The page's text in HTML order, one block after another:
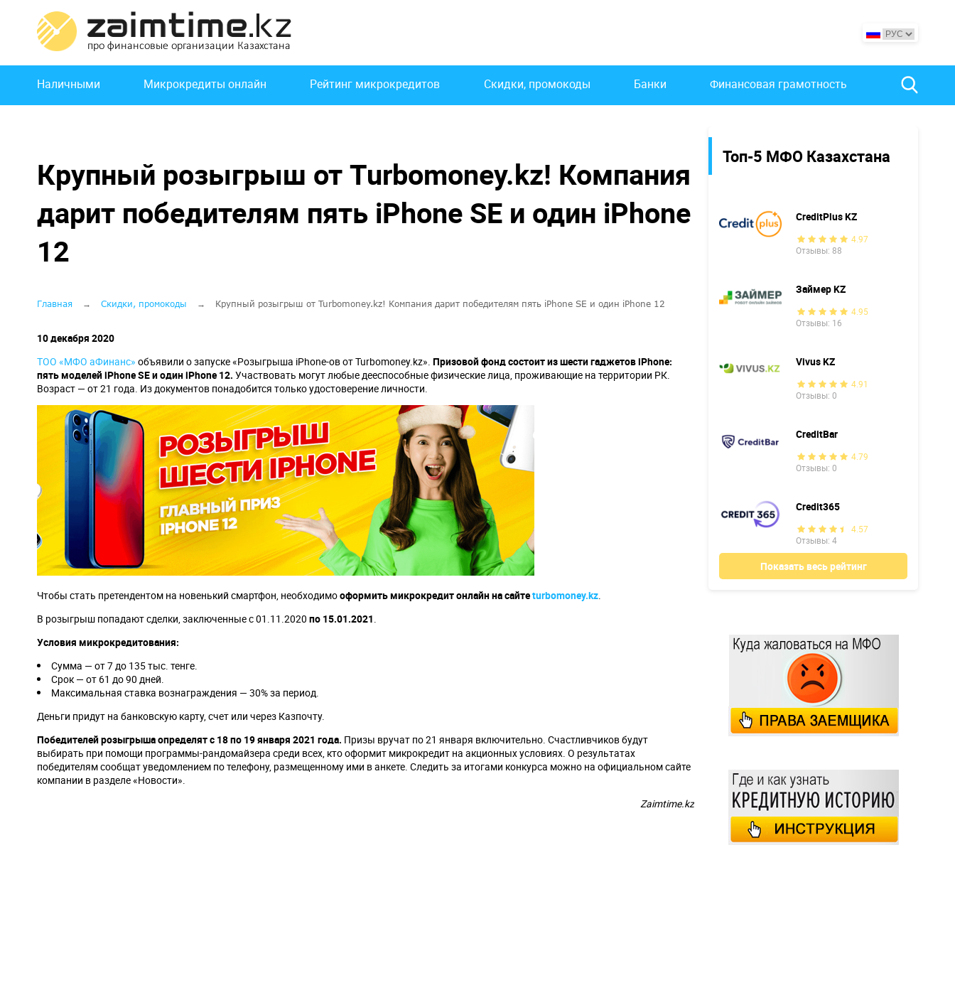
основному
содержанию
Основная
навигация
Наличными Микрокредиты онлайн Рейтинг микрокредитов Скидки, промокоды Банки Финансовая грамотность
Топ-5 МФО Казахстана
CreditPlus KZ
4.97
Отзывы: 88
Займер KZ
4.95
Отзывы: 16
Vivus KZ
4.91
Отзывы: 0
CreditBar
4.79
Отзывы: 0
Credit365
4.57
Отзывы: 4
Показать весь рейтинг
Крупный розыгрыш от Turbomoney.kz! Компания
дарит победителям пять iPhone SE и один iPhone
12
Строка
навигации
Главная Скидки, промокоды Крупный розыгрыш от Turbomoney.kz! Компания дарит победителям пять iPhone SE и один iPhone 12
10 декабря 2020
ТОО «МФО аФинанс» объявили о запуске «Розыгрыша iPhone-ов от Turbomoney.kz». Призовой фонд состоит из шести гаджетов iPhone:
пять моделей iPhone SE и один iPhone 12. Участвовать могут любые дееспособные физические лица, проживающие на территории РК.
Возраст — от 21 года. Из документов понадобится только удостоверение личности.
Чтобы стать претендентом на новенький смартфон, необходимооформить микрокредит онлайн на сайтеturbomoney.kz.
В розыгрыш попадают сделки, заключенные с 01.11.2020 по 15.01.2021.
Условия микрокредитования:
Сумма — от 7 до 135 тыс. тенге.
Срок — от 61 до 90 дней.
Максимальная ставка вознаграждения — 30% за период.
Деньги придут на банковскую карту, счет или через Казпочту.
Победителей розыгрыша определят с 18 по 19 января 2021 года. Призы вручат по 21 января включительно. Счастливчиков будут
выбирать при помощи программы-рандомайзера среди всех, кто оформит микрокредит на акционных условиях. О результатах
победителям сообщат уведомлением по телефону, размещенному ими в анкете. Следить за итогами конкурса можно на официальном сайте
компании в разделе «Новости».
Zaimtime.kz